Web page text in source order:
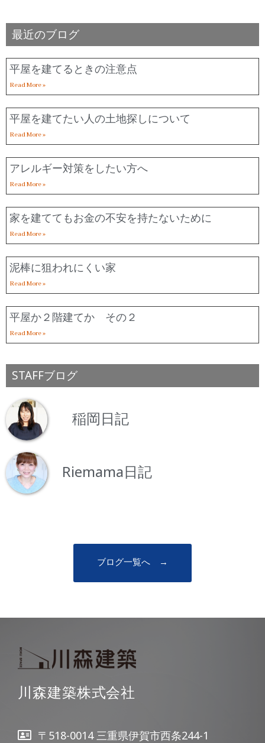
最近のブログ
平屋を建てるときの注意点
Read More »
平屋を建てたい人の土地探しについて
Read More »
アレルギー対策をしたい方へ
Read More »
家を建ててもお金の不安を持たないために
Read More »
泥棒に狙われにくい家
Read More »
平屋か２階建てか その２
Read More »
STAFFブログ
稲岡日記
Riemama日記
ブログ一覧へ →
川森建築株式会社
〒518-0014 三重県伊賀市西条244-1